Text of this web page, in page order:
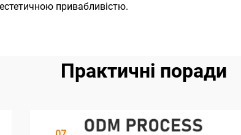
привабливістю.
Практичні поради